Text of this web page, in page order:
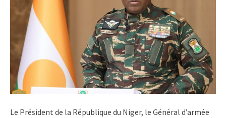
Le Président de la République du Niger, le Général d’armée